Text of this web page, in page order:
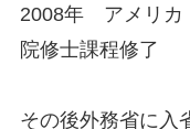
2008年 アメリカ
院修士課程修了
その後外務省に入